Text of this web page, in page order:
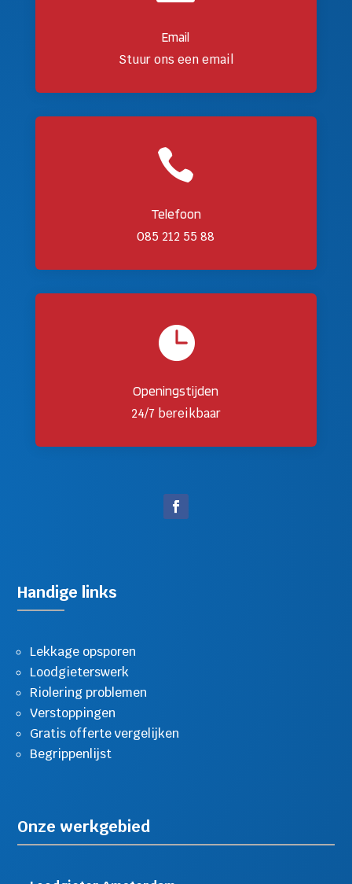
Email
Stuur ons een email

Telefoon
085 212 55 88

Openingstijden
24/7 bereikbaar
Handige links
Lekkage opsporen
Loodgieterswerk
Riolering problemen
Verstoppingen
Gratis offerte vergelijken
Begrippenlijst
Onze werkgebied